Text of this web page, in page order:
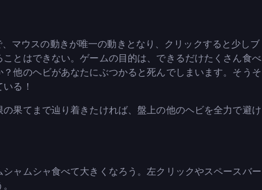
マウスの動きが唯一の動きとなり、クリックすると少しブ
とはできない。ゲームの目的は、できるだけたくさん食べ
他のヘビがあなたにぶつかると死んでしまいます。そうそ
る！
果てまで辿り着きたければ、盤上の他のヘビを全力で避け
ャムシャ食べて大きくなろう。左クリックやスペースバー